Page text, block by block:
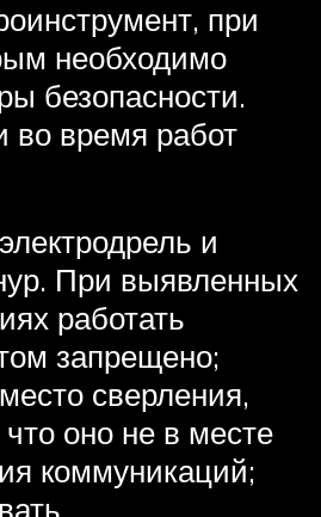
при
необходимо
безопасности.
во время работ
и
При выявленных
работать
запрещено;
сверления,
оно не в месте
коммуникаций;